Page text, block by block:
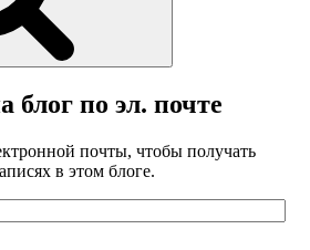
блог по эл. почте
почты, чтобы получать
в этом блоге.